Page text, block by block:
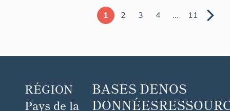
1 2 3 4 ... 11
RÉGION
Pays de la
BASES DE
DONNÉES
NOS